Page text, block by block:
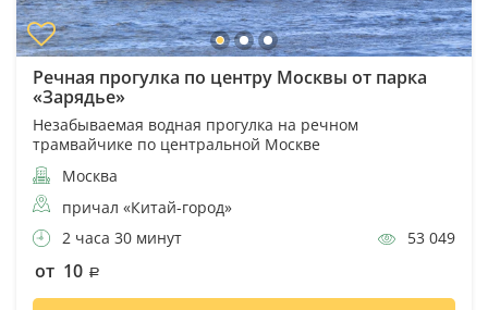
Речная прогулка по центру Москвы от парка
«Зарядье»
Незабываемая водная прогулка на речном
трамвайчике по центральной Москве
Москва
причал «Китай-город»
2 часа 30 минут
53 049
от 10